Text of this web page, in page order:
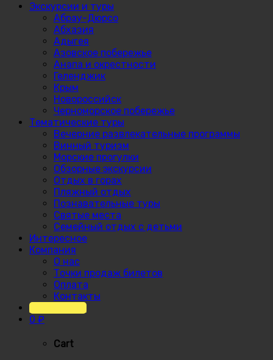
Экскурсии и туры
Абрау-Дюрсо
Абхазия
Адыгея
Азовское побережье
Анапа и окрестности
Геленджик
Крым
Новороссийск
Черноморское побережье
Тематические туры
Вечерние развлекательные программы
Винный туризм
Морские прогулки
Обзорные экскурсии
Отдых в горах
Пляжный отдых
Познавательные туры
Святые места
Семейный отдых с детьми
Интересное
Компания
О нас
Точки продаж билетов
Оплата
Контакты
Расписание
0 ₽
Cart